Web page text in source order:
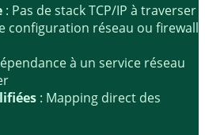
: Pas de stack TCP/IP à traverser
configuration réseau ou firewall
à un service réseau
: Mapping direct des